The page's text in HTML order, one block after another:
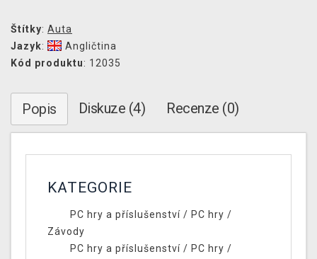
Štítky: Auta
Jazyk:
Angličtina
Kód produktu: 12035
Popis Diskuze (4) Recenze (0)
KATEGORIE
PC hry a příslušenství/ PC hry /
Závody
PC hry a příslušenství/ PC hry /